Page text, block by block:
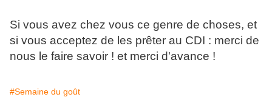
Si vous avez chez vous ce genre de choses, et
si vous acceptez de les prêter au CDI : merci de
nous le faire savoir ! et merci d'avance !
#Semaine du goût